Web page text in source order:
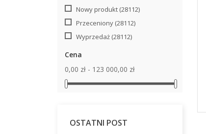
Nowy produkt (28112)
Przeceniony (28112)
Wyprzedaż (28112)
Cena
0,00 zł - 123 000,00 zł
OSTATNI POST